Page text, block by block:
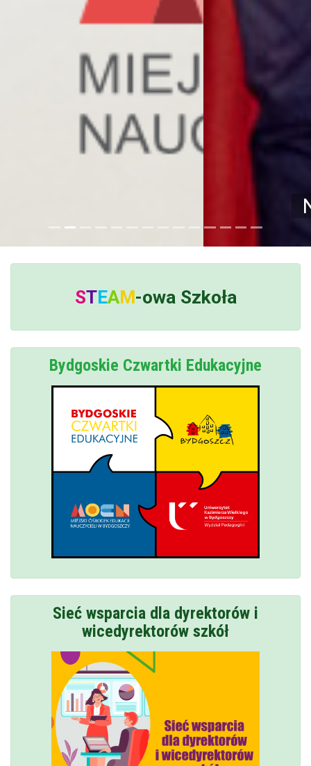
STEAM-owaSzkoła
Bydgoskie Czwartki Edukacyjne
Sieć wsparcia dla dyrektorów i
wicedyrektorów szkół